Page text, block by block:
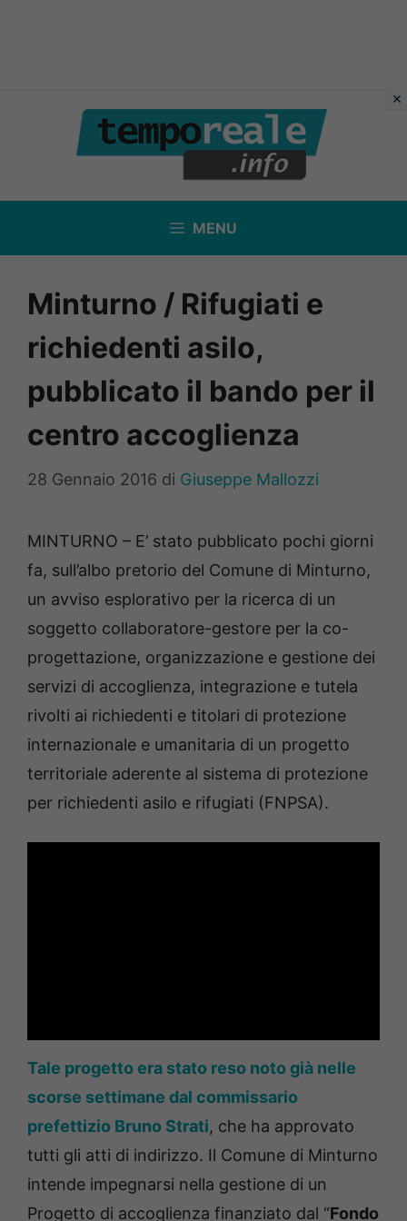
contenuto
MENU
Minturno / Rifugiati e
richiedenti asilo,
pubblicato il bando per il
centro accoglienza
28 Gennaio 2016 di Giuseppe Mallozzi
MINTURNO – E’ stato pubblicato pochi giorni
fa, sull’albo pretorio del Comune di Minturno,
un avviso esplorativo per la ricerca di un
soggetto collaboratore-gestore per la co-
progettazione, organizzazione e gestione dei
servizi di accoglienza, integrazione e tutela
rivolti ai richiedenti e titolari di protezione
internazionale e umanitaria di un progetto
territoriale aderente al sistema di protezione
per richiedenti asilo e rifugiati (FNPSA).
Tale progetto era stato reso noto già nelle
scorse settimane dal commissario
prefettizio Bruno Strati, che ha approvato
tutti gli atti di indirizzo. Il Comune di Minturno
intende impegnarsi nella gestione di un
Progetto di accoglienza finanziato dal “Fondo